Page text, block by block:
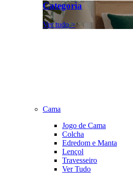
Categoria
Ver tudo >
Cama
Jogo de Cama
Colcha
Edredom e Manta
Lençol
Travesseiro
Ver Tudo